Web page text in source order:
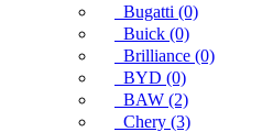
Bugatti (0)
Buick (0)
Brilliance (0)
BYD (0)
BAW (2)
Chery (3)